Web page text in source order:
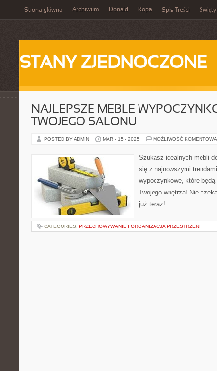
Strona główna Archiwum Donald Ropa Spis Treści Święty
STANY ZJEDNOCZONE
NAJLEPSZE MEBLE
TWOJEGO SALONU
POSTED BY ADMIN MAR - 15 - 2025 MOŻLIWOŚĆ
Szukasz idealnych mebli
się z najnowszymi
wypoczynkowe, które
Twojego wnętrza! Nie
już teraz!
CATEGORIES: PRZECHOWYWANIE I ORGANIZACJA PRZESTRZENI